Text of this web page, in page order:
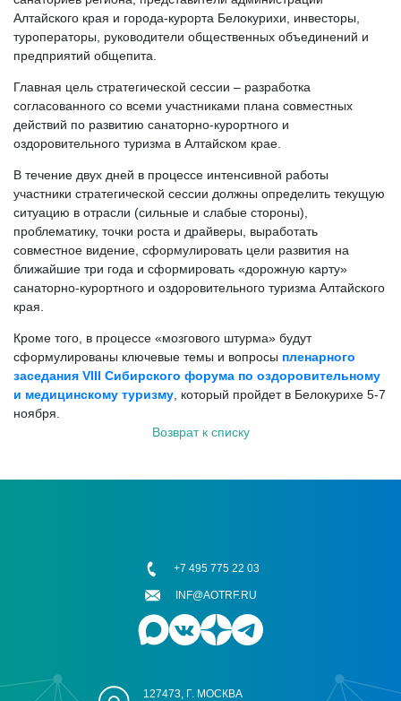
Алтайского края и города-курорта Белокурихи, инвесторы,
туроператоры, руководители общественных объединений и
предприятий общепита.
Главная цель стратегической сессии – разработка
согласованного со всеми участниками плана совместных
действий по развитию санаторно-курортного и
оздоровительного туризма в Алтайском крае.
В течение двух дней в процессе интенсивной работы
участники стратегической сессии должны определить текущую
ситуацию в отрасли (сильные и слабые стороны),
проблематику, точки роста и драйверы, выработать
совместное видение, сформулировать цели развития на
ближайшие три года и сформировать «дорожную карту»
санаторно-курортного и оздоровительного туризма Алтайского
края.
Кроме того, в процессе «мозгового штурма» будут
сформулированы ключевые темы и вопросы пленарного
заседания VIII Сибирского форума по оздоровительному
и медицинскому туризму , который пройдет в Белокурихе 5-7
ноября.
Возврат к списку
127473, Г. МОСКВА
+7 495 775 22 03
INF@AOTRF.RU